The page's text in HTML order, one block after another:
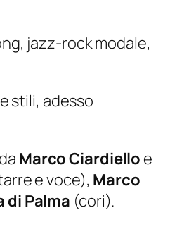
jazz-rock modale,
stili, adesso
Marco Ciardiello e
e voce), Marco
di Palma (cori).